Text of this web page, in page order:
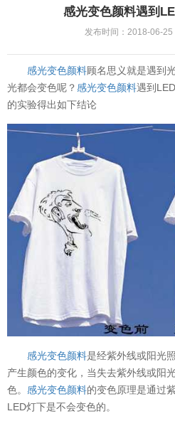
感光变色颜料遇到
发布时间：2018-06-25
感光变色颜料顾名思义就是遇到
光都会变色呢？感光变色颜料遇到
的实验得出如下结论
感光变色颜料是经紫外线或阳光
产生颜色的变化，当失去紫外线或阳
色。 感光变色颜料的变色原理是通过
LED灯下是不会变色的。